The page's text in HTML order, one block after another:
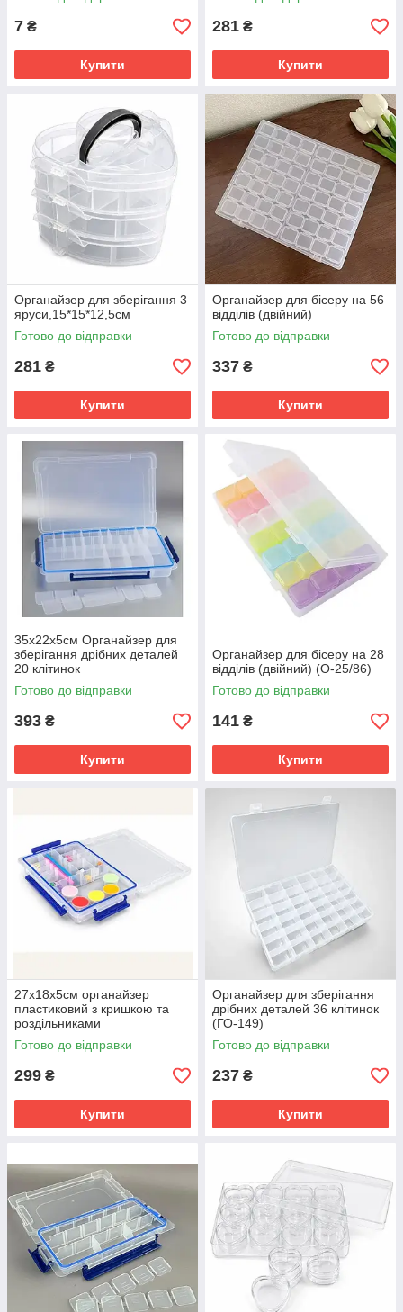
7 ₴
Купити
281 ₴
Купити
Органайзер для зберігання 3
яруси,15*15*12,5см
Готово до відправки
281 ₴
Купити
Органайзер для бісеру на 56
відділів (двійний)
Готово до відправки
337 ₴
Купити
35х22х5см Органайзер для
зберігання дрібних деталей
20 клітинок
Готово до відправки
393 ₴
Купити
Органайзер для бісеру на 28
відділів (двійний) (О-25/86)
Готово до відправки
141 ₴
Купити
27х18х5см органайзер
пластиковий з кришкою та
роздільниками
Готово до відправки
299 ₴
Купити
Органайзер для зберігання
дрібних деталей 36 клітинок
(ГО-149)
Готово до відправки
237 ₴
Купити